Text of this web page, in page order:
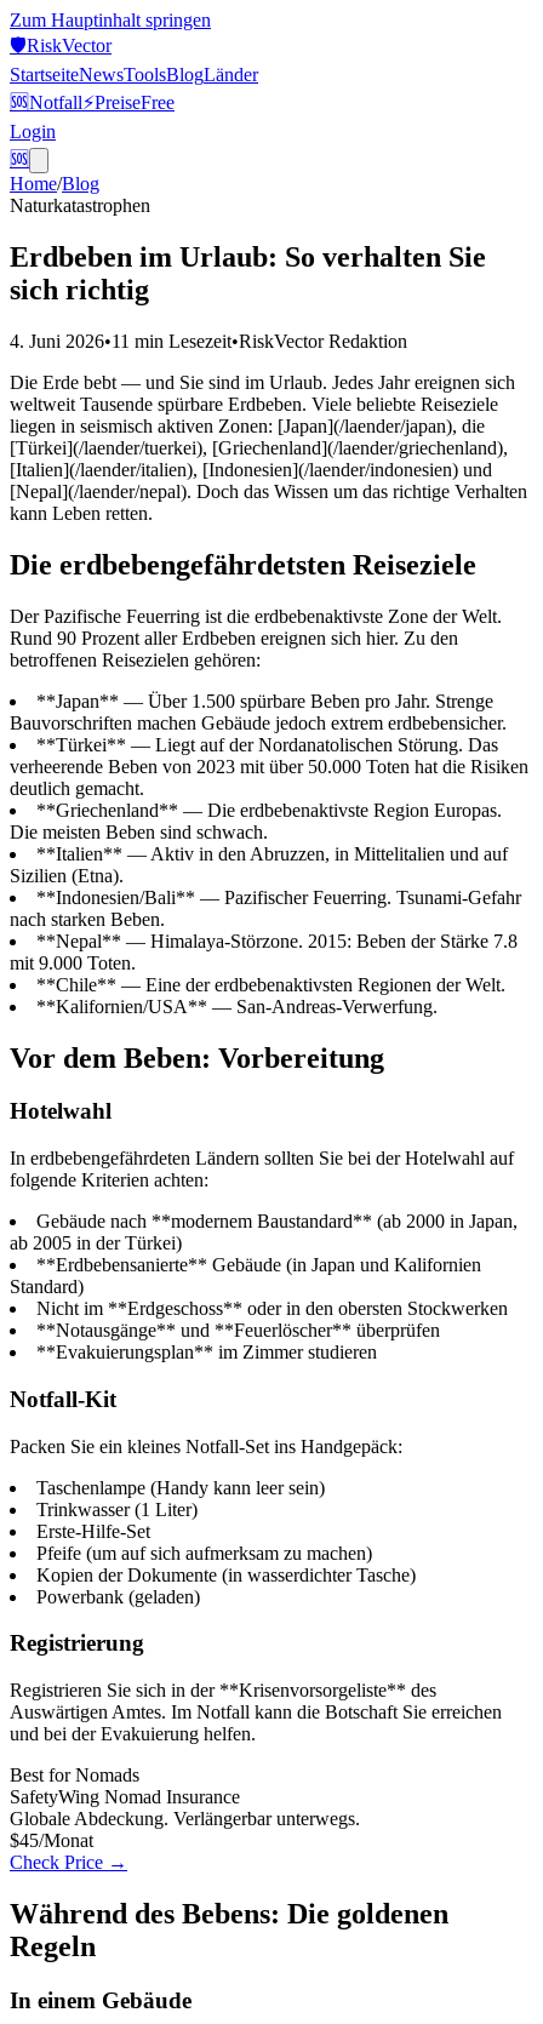
Zum Hauptinhalt springen
🛡️RiskVector
StartseiteNewsToolsBlogLänder
🆘Notfall⚡PreiseFree
Login
🆘
Home/Blog
Naturkatastrophen
Erdbeben im Urlaub: So verhalten Sie
sich richtig
4. Juni 2026•11 min Lesezeit•RiskVector Redaktion
Die Erde bebt — und Sie sind im Urlaub. Jedes Jahr ereignen sich
weltweit Tausende spürbare Erdbeben. Viele beliebte Reiseziele
liegen in seismisch aktiven Zonen: [Japan](/laender/japan), die
[Türkei](/laender/tuerkei), [Griechenland](/laender/griechenland),
[Italien](/laender/italien), [Indonesien](/laender/indonesien) und
[Nepal](/laender/nepal). Doch das Wissen um das richtige Verhalten
kann Leben retten.
Die erdbebengefährdetsten Reiseziele
Der Pazifische Feuerring ist die erdbebenaktivste Zone der Welt.
Rund 90 Prozent aller Erdbeben ereignen sich hier. Zu den
betroffenen Reisezielen gehören:
**Japan** — Über 1.500 spürbare Beben pro Jahr. Strenge
Bauvorschriften machen Gebäude jedoch extrem erdbebensicher.
**Türkei** — Liegt auf der Nordanatolischen Störung. Das
verheerende Beben von 2023 mit über 50.000 Toten hat die Risiken
deutlich gemacht.
**Griechenland** — Die erdbebenaktivste Region Europas.
Die meisten Beben sind schwach.
**Italien** — Aktiv in den Abruzzen, in Mittelitalien und auf
Sizilien (Etna).
**Indonesien/Bali** — Pazifischer Feuerring. Tsunami-Gefahr
nach starken Beben.
**Nepal** — Himalaya-Störzone. 2015: Beben der Stärke 7.8
mit 9.000 Toten.
**Chile** — Eine der erdbebenaktivsten Regionen der Welt.
**Kalifornien/USA** — San-Andreas-Verwerfung.
Vor dem Beben: Vorbereitung
Hotelwahl
In erdbebengefährdeten Ländern sollten Sie bei der Hotelwahl auf
folgende Kriterien achten:
Gebäude nach **modernem Baustandard** (ab 2000 in Japan,
ab 2005 in der Türkei)
**Erdbebensanierte** Gebäude (in Japan und Kalifornien
Standard)
Nicht im **Erdgeschoss** oder in den obersten Stockwerken
**Notausgänge** und **Feuerlöscher** überprüfen
**Evakuierungsplan** im Zimmer studieren
Notfall-Kit
Packen Sie ein kleines Notfall-Set ins Handgepäck:
Taschenlampe (Handy kann leer sein)
Trinkwasser (1 Liter)
Erste-Hilfe-Set
Pfeife (um auf sich aufmerksam zu machen)
Kopien der Dokumente (in wasserdichter Tasche)
Powerbank (geladen)
Registrierung
Registrieren Sie sich in der **Krisenvorsorgeliste** des
Auswärtigen Amtes. Im Notfall kann die Botschaft Sie erreichen
und bei der Evakuierung helfen.
Best for Nomads
SafetyWing Nomad Insurance
Globale Abdeckung. Verlängerbar unterwegs.
$45/Monat
Check Price →
Während des Bebens: Die goldenen
Regeln
In einem Gebäude